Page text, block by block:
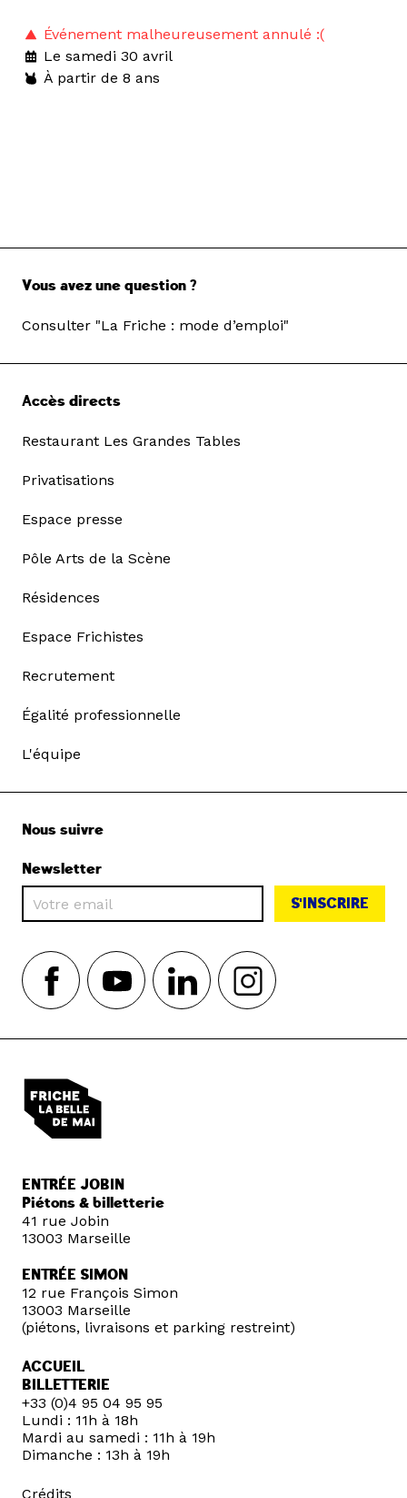
Événement malheureusement annulé :(
Le samedi 30 avril
À partir de 8 ans
Vous avez une question ?
Consulter "La Friche : mode d’emploi"
Accès directs
Restaurant Les Grandes Tables
Privatisations
Espace presse
Pôle Arts de la Scène
Résidences
Espace Frichistes
Recrutement
Égalité professionnelle
L'équipe
Nous suivre
Newsletter
S'INSCRIRE
ENTRÉE JOBIN
Piétons & billetterie
41 rue Jobin
13003 Marseille
ENTRÉE SIMON
12 rue François Simon
13003 Marseille
(piétons, livraisons et parking restreint)
ACCUEIL
BILLETTERIE
+33 (0)4 95 04 95 95
Lundi : 11h à 18h
Mardi au samedi : 11h à 19h
Dimanche : 13h à 19h
Crédits